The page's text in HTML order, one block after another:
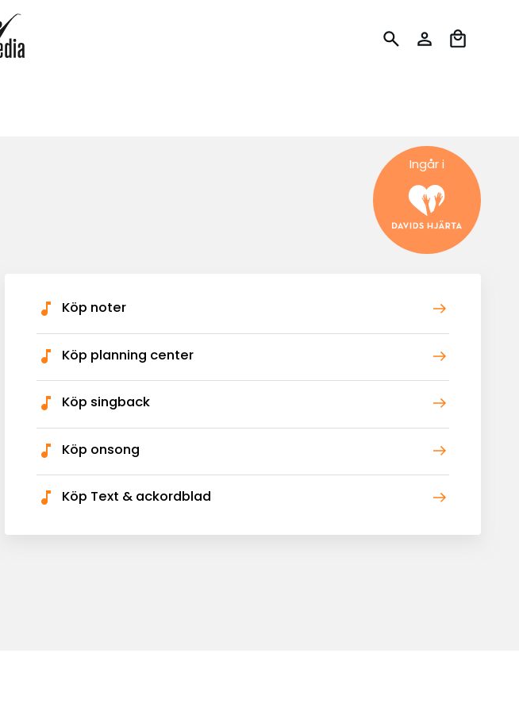
Ingår i
Köp noter
Köp planning center
Köp singback
Köp onsong
Köp Text & ackordblad